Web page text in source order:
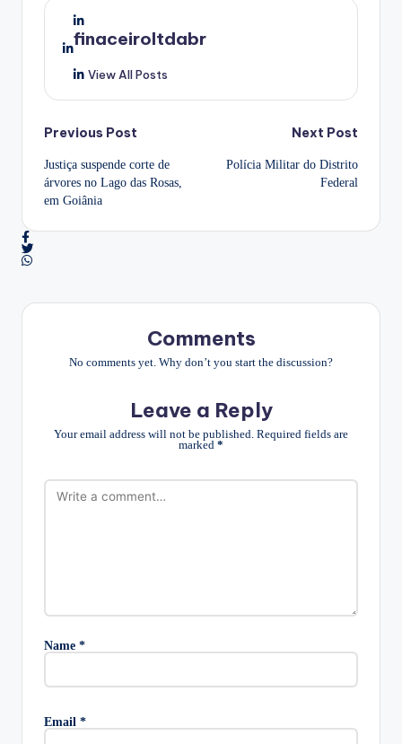
finaceiroltdabr
View All Posts
Post
navigation
Previous Post
Justiça suspende corte de
árvores no Lago das Rosas,
em Goiânia
Next Post
Polícia Militar do Distrito
Federal
Comments
No comments yet. Why don’t you start the discussion?
Leave a Reply
Your email address will not be published. Required fields are
marked *
Name *
Email *